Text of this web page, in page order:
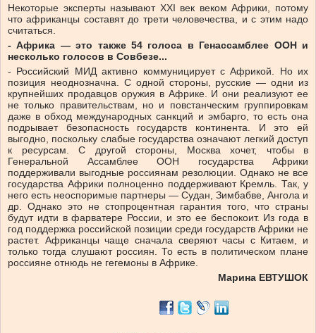
Некоторые эксперты называют XXI век веком Африки, потому
что африканцы составят до трети человечества, и с этим надо
считаться.
- Африка — это также 54 голоса в Генассамблее ООН и
несколько голосов в Совбезе...
- Российский МИД активно коммуницирует с Африкой. Но их
позиция неоднозначна. С одной стороны, русские — одни из
крупнейших продавцов оружия в Африке. И они реализуют ее
не только правительствам, но и повстанческим группировкам
даже в обход международных санкций и эмбарго, то есть она
подрывает безопасность государств континента. И это ей
выгодно, поскольку слабые государства означают легкий доступ
к ресурсам. С другой стороны, Москва хочет, чтобы в
Генеральной Ассамблее ООН государства Африки
поддерживали выгодные россиянам резолюции. Однако не все
государства Африки полноценно поддерживают Кремль. Так, у
него есть неоспоримые партнеры — Судан, Зимбабве, Ангола и
др. Однако это не стопроцентная гарантия того, что страны
будут идти в фарватере России, и это ее беспокоит. Из года в
год поддержка российской позиции среди государств Африки не
растет. Африканцы чаще сначала сверяют часы с Китаем, и
только тогда слушают россиян. То есть в политическом плане
россияне отнюдь не гегемоны в Африке.
Марина ЕВТУШОК